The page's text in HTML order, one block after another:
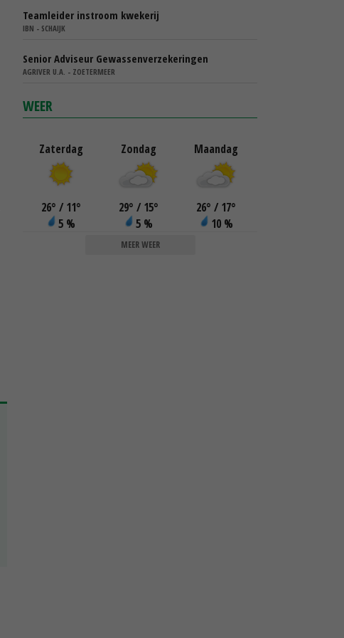
Teamleider instroom kwekerij
IBN - SCHAIJK
Senior Adviseur Gewassenverzekeringen
AGRIVER U.A. - ZOETERMEER
WEER
Zaterdag
26° / 11°
5 %
Zondag
29° / 15°
5 %
Maandag
26° / 17°
10 %
MEER WEER